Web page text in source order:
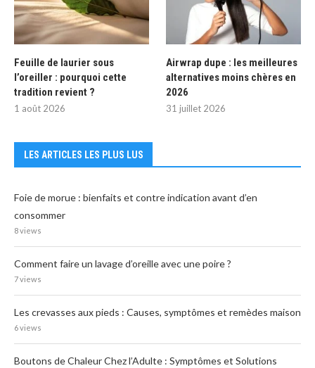
Feuille de laurier sous
l’oreiller : pourquoi cette
tradition revient ?
1 août 2026
Airwrap dupe : les meilleures
alternatives moins chères en
2026
31 juillet 2026
LES ARTICLES LES PLUS LUS
Foie de morue : bienfaits et contre indication avant d’en
consommer
8 views
Comment faire un lavage d’oreille avec une poire ?
7 views
Les crevasses aux pieds : Causes, symptômes et remèdes maison
6 views
Boutons de Chaleur Chez l’Adulte : Symptômes et Solutions